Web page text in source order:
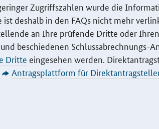
Zugriffszahlen wurde die
ist deshalb in den FAQs nicht mehr
an Ihre prüfende Dritte oder
beschiedenen Schlussabrechnungs-
Dritte eingesehen werden.
Antragsplattform für